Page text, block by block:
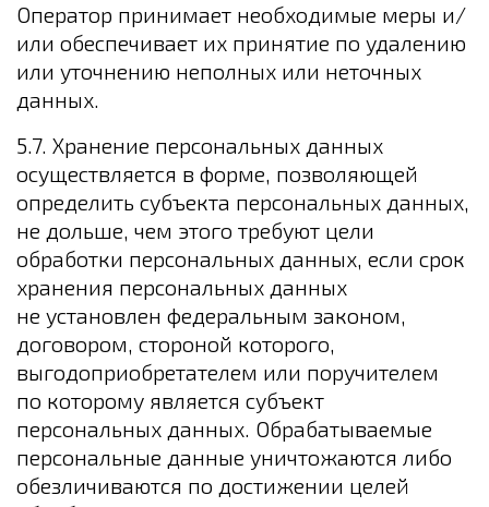
Оператор принимает необходимые меры и/
или обеспечивает их принятие по удалению
или уточнению неполных или неточных
данных.
5.7. Хранение персональных данных
осуществляется в форме, позволяющей
определить субъекта персональных данных,
не дольше, чем этого требуют цели
обработки персональных данных, если срок
хранения персональных данных
не установлен федеральным законом,
договором, стороной которого,
выгодоприобретателем или поручителем
по которому является субъект
персональных данных. Обрабатываемые
персональные данные уничтожаются либо
обезличиваются по достижении целей